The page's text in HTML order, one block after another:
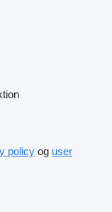
policy og user